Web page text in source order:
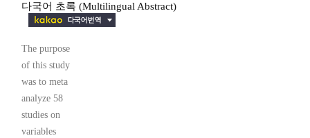
다국어 초록 (Multilingual Abstract)
The purpose
of this study
was to meta
analyze 58
studies on
variables